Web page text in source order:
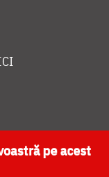
pe acest